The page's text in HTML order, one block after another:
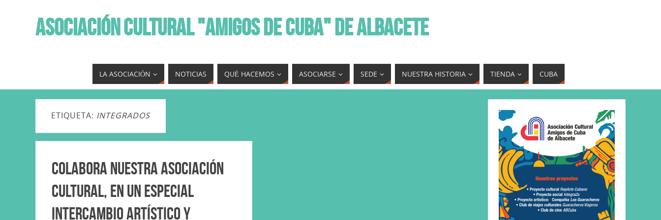
ASOCIACIÓN CULTURAL "AMIGOS DE CUBA" DE ALBACETE
LA ASOCIACIÓN NOTICIAS QUÉ HACEMOS ASOCIARSE SEDE NUESTRA HISTORIA TIENDA CUBA
ETIQUETA: INTEGRADOS
Colabora nuestra asociación
cultural, en un especial
intercambio artístico y